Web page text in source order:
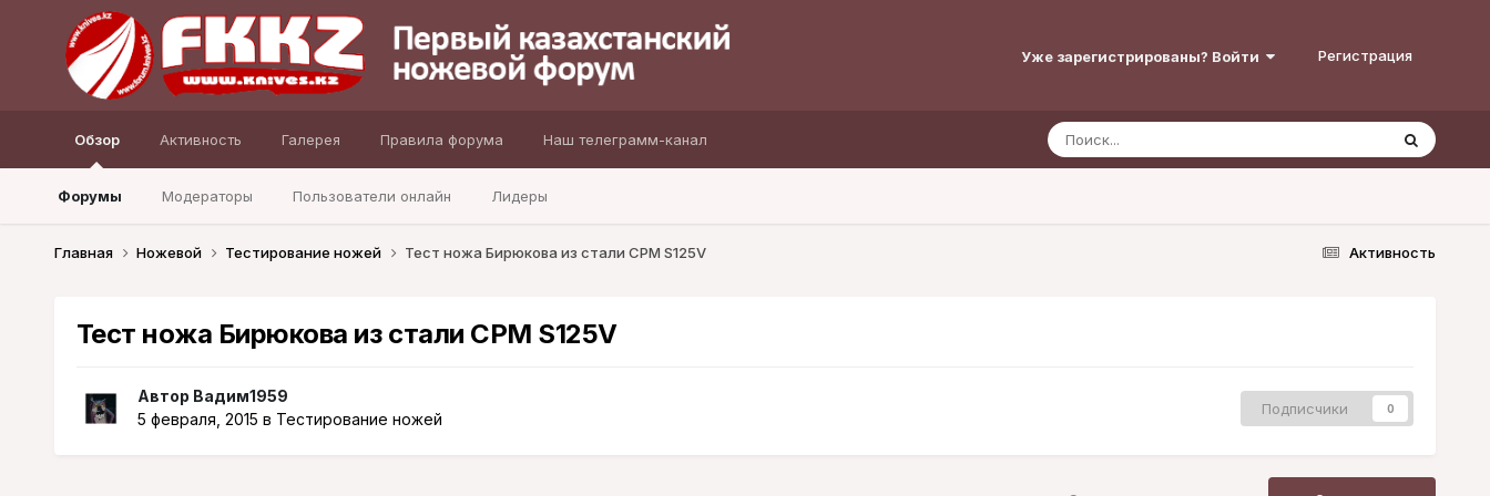
Уже зарегистрированы? Войти Регистрация
Обзор
Форумы Модераторы Пользователи онлайн Лидеры
Активность Галерея Правила форума Наш телеграмм-канал
Активность
Главная Ножевой Тестирование ножей Тест ножа Бирюкова из стали CPM S125V
Тест ножа Бирюкова из стали CPM S125V
Автор Вадим1959
5 февраля, 2015 в Тестирование ножей
Подписчики 0